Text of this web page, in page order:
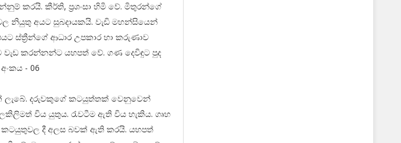
කරයි. කීර්ති, ප්‍රශංසා හිමි වේ. මිතුරන්ගේ
නියුතු අයට සුබදායකයි. වැඩි මහන්සියෙන්
ස්ත්‍රීන්ගේ ආධාර උපකාර හා කරුණාව
කරන්නන්ට යහපත් වේ. ගණ දෙවිඳුට පුද
- 06
ලැබේ. දරුවකුගේ කටයුත්තක් වෙනුවෙන්
විය යුතුය. රැවටීම ඇති විය හැකිය. ගෘහ
කටයුතුවල දී අලස බවක් ඇති කරයි. යහපත්